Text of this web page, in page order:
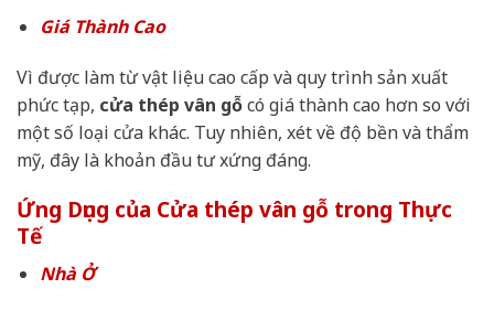
Giá Thành Cao
Vì được làm từ vật liệu cao cấp và quy trình sản xuất
phức tạp, cửa thép vân gỗcó giá thành cao hơn so với
một số loại cửa khác. Tuy nhiên, xét về độ bền và thẩm
mỹ, đây là khoản đầu tư xứng đáng.
Ứng Dụng của Cửa thép vân gỗ trong Thực
Tế
Nhà Ở